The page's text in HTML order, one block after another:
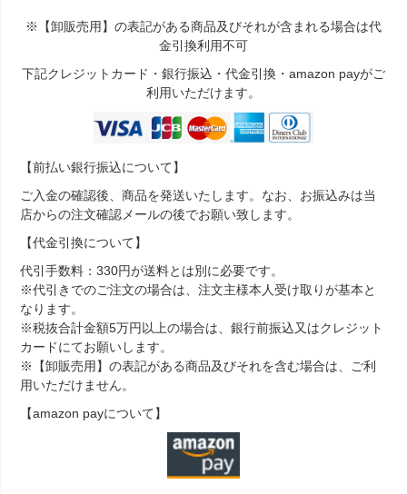
※【卸販売用】の表記がある商品及びそれが含まれる場合は代
金引換利用不可
下記クレジットカード・銀行振込・代金引換・amazon payがご
利用いただけます。
【前払い銀行振込について】
ご入金の確認後、商品を発送いたします。なお、お振込みは当
店からの注文確認メールの後でお願い致します。
【代金引換について】
代引手数料：330円が送料とは別に必要です。
※代引きでのご注文の場合は、注文主様本人受け取りが基本と
なります。
※税抜合計金額5万円以上の場合は、銀行前振込又はクレジット
カードにてお願いします。
※【卸販売用】の表記がある商品及びそれを含む場合は、ご利
用いただけません。
【amazon payについて】